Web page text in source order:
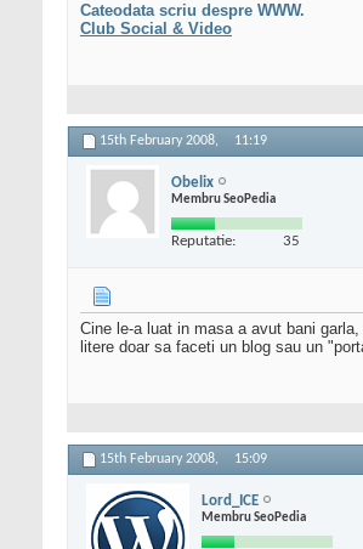
Cateodata scriu despre WWW.
Club Social & Video
15th February 2008, 11:19
Obelix
Membru SeoPedia
Reputatie: 35
Cine le-a luat in masa a avut bani
litere doar sa faceti un blog sau un
15th February 2008, 15:09
Lord_ICE
Membru SeoPedia